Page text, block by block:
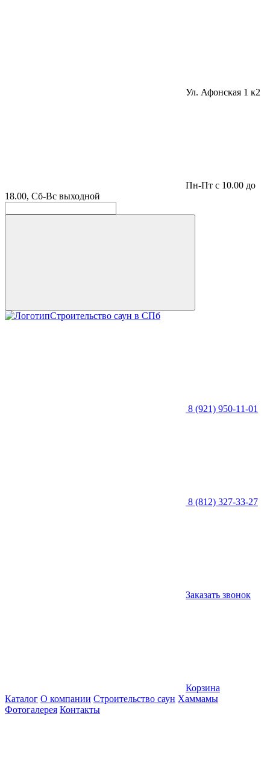
Ул. Афонская 1 к2
Пн-Пт с 10.00 до
18.00, Сб-Вс выходной
Строительство саун в СПб
8 (921) 950-11-01
8 (812) 327-33-27
Заказать звонок
Корзина
Каталог О компании Строительство саун Хаммамы
Фотогалерея Контакты